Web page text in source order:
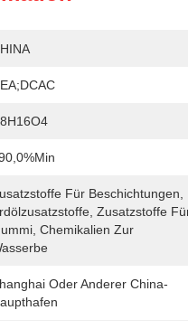
Für Beschichtungen,
Zusatzstoffe
Chemikalien Zur
Oder Anderer China-